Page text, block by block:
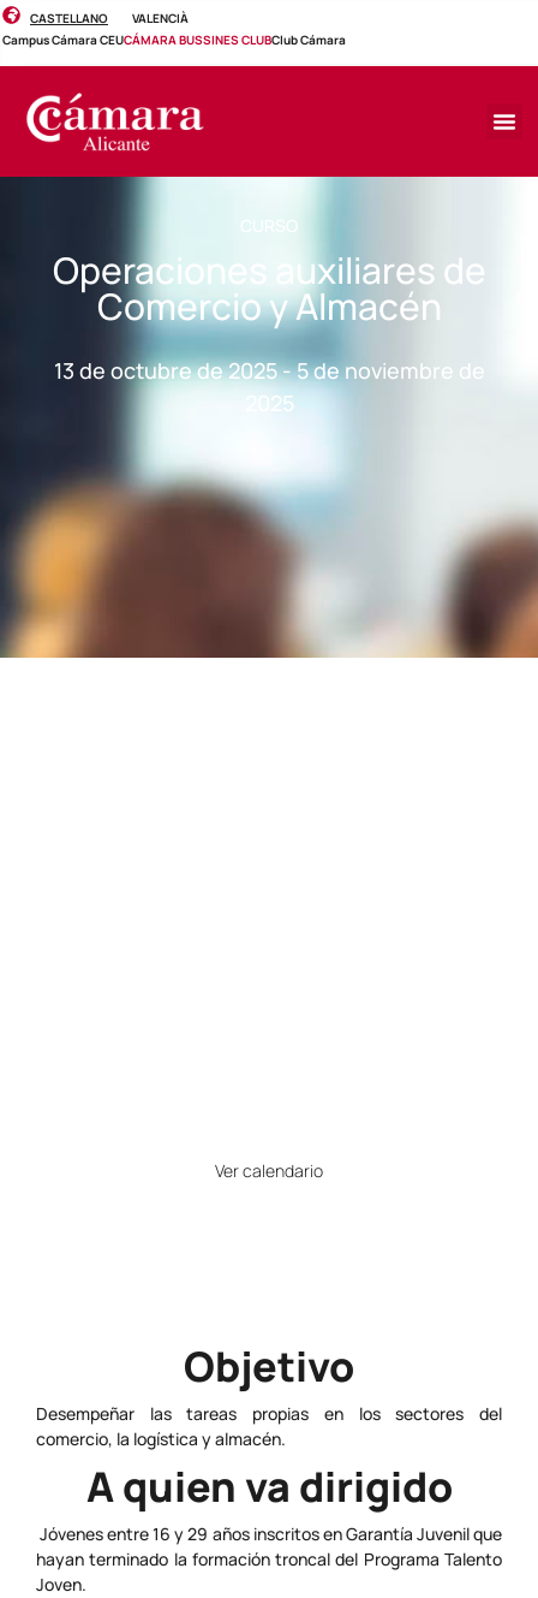
CASTELLANO
VALENCIÀ
Campus Cámara CEUCÁMARA BUSSINES CLUBClub Cámara
CURSO
Operaciones auxiliares de
Comercio y Almacén
13 de octubre de 2025 - 5 de noviembre de
2025
Ver calendario
Objetivo
Desempeñar las tareas propias en los sectores del
comercio, la logística y almacén.
A quien va dirigido
Jóvenes entre 16 y 29 años inscritos en Garantía Juvenil que
hayan terminado la formación troncal del Programa Talento
Joven.